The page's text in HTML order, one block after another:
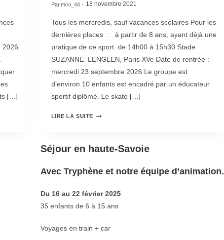
2026
[…]
Parmco_44 18 novembre 2021
Tous les mercredis, sauf vacances scolaires Pour les
dernières places : à partir de 8 ans, ayant déjà une
pratique de ce sport. de 14h00 à 15h30 Stade
SUZANNE LENGLEN, Paris XVe Date de rentrée :
mercredi 23 septembre 2026 Le groupe est
d’environ 10 enfants est encadré par un éducateur
sportif diplômé. Le skate […]
LIRE LA SUITE
Séjour en haute-Savoie
Avec Tryphène et notre équipe d’animation.
Du 16 au 22 février 2025
35 enfants de 6 à 15 ans
Voyages en train + car